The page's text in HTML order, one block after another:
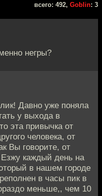
всего: 492, Goblin: 3
негры?
Давно уже поняла
у выхода в
эта привычка от
человека, от
Вы говорите, от
каждый день на
в нашем городе
в часы пик в
меньше,, чем 10